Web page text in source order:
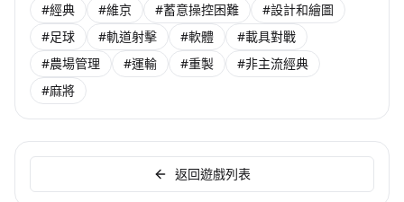
#經典
#維京 #蓄意操控困難
#設計和繪圖
#足球
#軌道射擊 #軟體
#載具對戰
#農場管理
#運輸 #重製
#非主流經典
#麻將
返回遊戲列表